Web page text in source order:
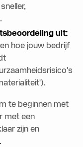
uit:
hoe jouw bedrijf
te beginnen met
met een
zijn en